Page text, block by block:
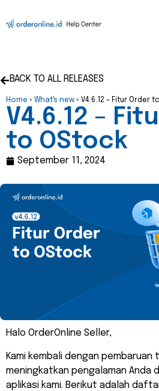
BACK TO ALL RELEASES
Home » What's new » V4.6.12 – Fitur Order
V4.6.12 –
to OStock
September 11, 2024
Halo OrderOnline Seller,
Kami kembali dengan
meningkatkan pengalaman Anda
aplikasi kami. Berikut adalah